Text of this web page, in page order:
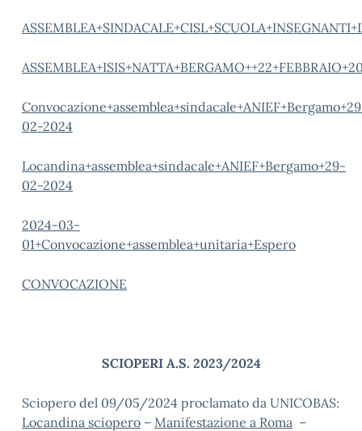
02-2024
Locandina+assemblea+sindacale+ANIEF+Bergamo+29-
02-2024
2024-03-
01+Convocazione+assemblea+unitaria+Espero
CONVOCAZIONE
SCIOPERI A.S. 2023/2024
Sciopero del 09/05/2024 proclamato da UNICOBAS:
Locandina sciopero – Manifestazione a Roma –